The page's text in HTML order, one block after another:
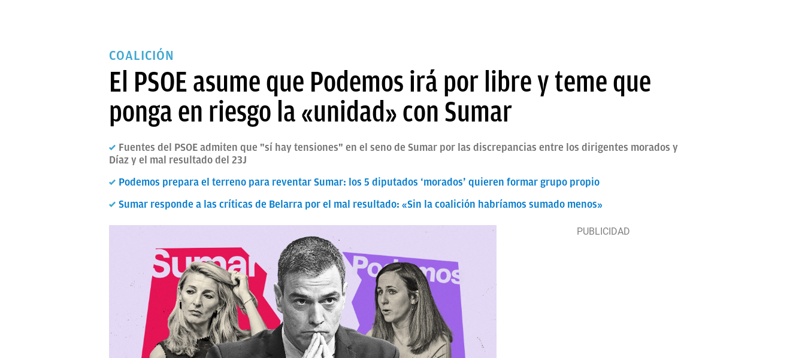
COALICIÓN
El PSOE asume que Podemos irá por libre y teme que
ponga en riesgo la «unidad» con Sumar
Fuentes del PSOE admiten que "sí hay tensiones" en el seno de Sumar por las discrepancias entre los dirigentes morados y
Díaz y el mal resultado del 23J
Podemos prepara el terreno para reventar Sumar: los 5 diputados ‘morados’ quieren formar grupo propio
Sumar responde a las críticas de Belarra por el mal resultado: «Sin la coalición habríamos sumado menos»